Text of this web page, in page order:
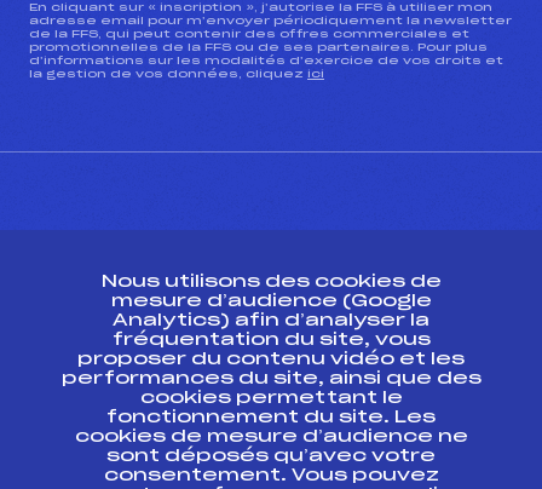
En cliquant sur « inscription », j’autorise la FFS à utiliser mon
adresse email pour m’envoyer périodiquement la newsletter
de la FFS, qui peut contenir des offres commerciales et
promotionnelles de la FFS ou de ses partenaires. Pour plus
d’informations sur les modalités d’exercice de vos droits et
la gestion de vos données, cliquez ici
Ressources
Pass’Neige
Projet sportif fédéral
Projet de performance fédéral
Antidopage
Nous utilisons des cookies de
mesure d’audience (Google
Analytics) afin d’analyser la
fréquentation du site, vous
proposer du contenu vidéo et les
performances du site, ainsi que des
cookies permettant le
fonctionnement du site. Les
cookies de mesure d’audience ne
sont déposés qu’avec votre
consentement. Vous pouvez